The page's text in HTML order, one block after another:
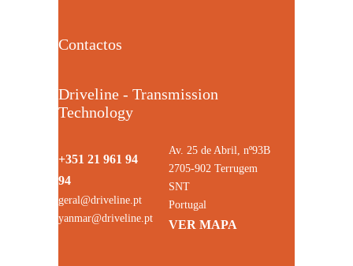
Contactos
Driveline - Transmission
Technology
+351 21 961 94
94
geral@driveline.pt
yanmar@driveline.pt
Av. 25 de Abril, nº93B
2705-902 Terrugem
SNT
Portugal
VER MAPA